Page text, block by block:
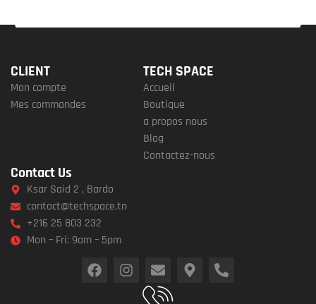
CLIENT
Mon compte
Mes commandes
TECH SPACE
Accueil
Boutique
a propos nous
Blog
Contactez-nous
Contact Us
Ksar Said 2 , Bardo
contact@techspace.tn
+216 25 803 232
Mon – Fri: 9am – 5pm